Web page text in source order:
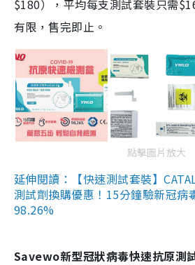
$180），平均每支測試套裝只需
有限，售完即止。
點擊圖片放大
延伸閱讀：【快速測試套裝】
測試劑換購優惠！15分鐘驗新冠病
98.26%
Savewo新型冠狀病毒快速抗原測